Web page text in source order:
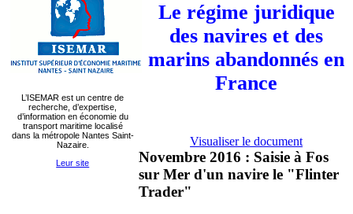
L’ISEMAR est un centre de
recherche, d’expertise,
d’information en économie du
transport maritime localisé
dans la métropole Nantes Saint-
Nazaire.
Leur site
Le régime juridique
des navires et des
marins abandonnés en
France
Visualiser le document
Novembre 2016 : Saisie à Fos
sur Mer d'un navire le "Flinter
Trader"